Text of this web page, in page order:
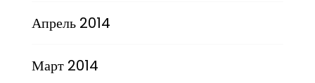
Апрель 2014
Март 2014